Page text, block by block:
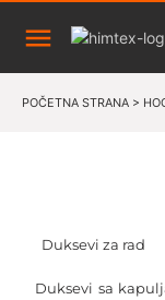
POČETNA STRANA >
Duksevi za rad
Duksevi sa